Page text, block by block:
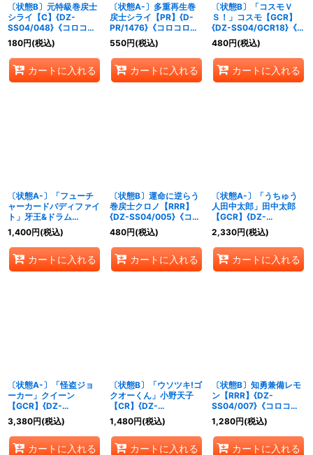
〔状態B〕元特級巻戻士
シライ【C】{DZ-
SS04/048}《コロコロ
ダークステイツ》
180円(税込)
カートに入れる
〔状態A-〕多重再生巻
戻士シライ【PR】{D-
PR/1476}《コロコロダ
ークステイツ》
550円(税込)
カートに入れる
〔状態B〕「コスモＶ
Ｓ！」コスモ【GCR】
{DZ-SS04/GCR18}《コ
ロコロブラントゲート》
480円(税込)
カートに入れる
〔状態A-〕「フューチ
ャーカードバディファイ
ト」牙王&ドラム
【GCR】{DZ-
SS04/GCR01}《ドラゴ
ンエンパイア》
1,400円(税込)
カートに入れる
〔状態B〕運命に逆らう
巻戻士クロノ【RRR】
{DZ-SS04/005}《コロ
コロダークステイツ》
480円(税込)
カートに入れる
〔状態A-〕「うちゅう
人田中太郎」田中太郎
【GCR】{DZ-
SS04/GCR05}《ブラン
トゲート》
2,330円(税込)
カートに入れる
〔状態A-〕「怪盗ジョ
ーカー」クイーン
【GCR】{DZ-
SS04/GCR11}《リリカ
ルモナステリオ》
3,380円(税込)
カートに入れる
〔状態B〕「ウソツキ!ゴ
クオーくん」小野天子
【CR】{DZ-
SS04/CR20}《コロコ
ロケテルサンクチュア
リ》
1,480円(税込)
カートに入れる
〔状態B〕知勇兼備レモ
ン【RRR】{DZ-
SS04/007}《コロコロ
ダークステイツ》
1,280円(税込)
カートに入れる